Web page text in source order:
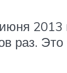
раз.